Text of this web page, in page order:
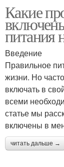
Какие
питания
Введение
Правильное
жизни. Но
включать в
всеми
статье мы
включены в
читать дальше →